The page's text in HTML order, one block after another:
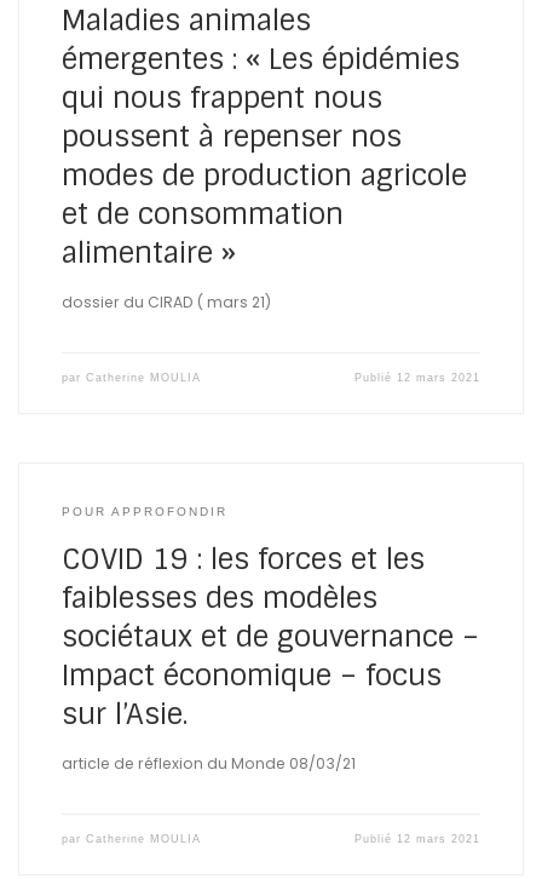
Maladies animales
émergentes : « Les épidémies
qui nous frappent nous
poussent à repenser nos
modes de production agricole
et de consommation
alimentaire »
dossier du CIRAD ( mars 21)
par Catherine MOULIA Publié 12 mars 2021
POUR APPROFONDIR
COVID 19 : les forces et les
faiblesses des modèles
sociétaux et de gouvernance –
Impact économique – focus
sur l’Asie.
article de réflexion du Monde 08/03/21
par Catherine MOULIA Publié 12 mars 2021